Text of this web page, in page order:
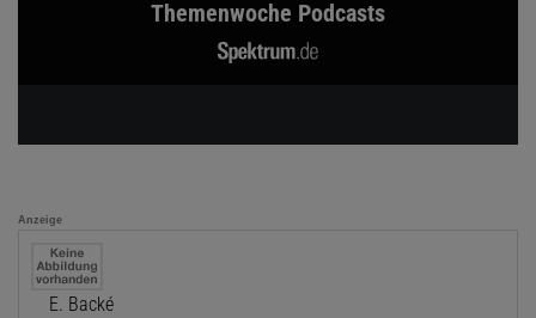
Themenwoche Podcasts
Anzeige
E. Backé